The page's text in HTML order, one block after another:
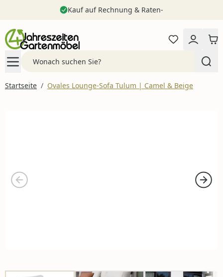
Kauf auf Rechnung & Raten-
Startseite / Ovales Lounge-Sofa Tulum | Camel & Beige